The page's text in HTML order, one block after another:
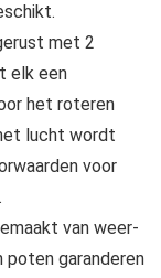
met 2
elk een
het roteren
lucht wordt
voor
van weer-
poten garanderen